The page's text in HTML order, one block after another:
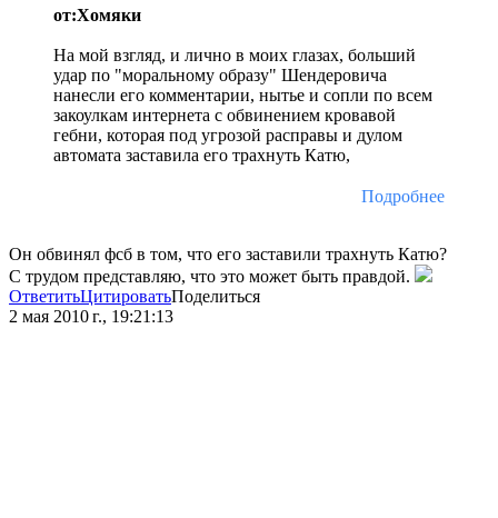
от:Хомяки
На мой взгляд, и лично в моих глазах, больший
удар по "моральному образу" Шендеровича
нанесли его комментарии, нытье и сопли по всем
закоулкам интернета с обвинением кровавой
гебни, которая под угрозой расправы и дулом
автомата заставила его трахнуть Катю,
Подробнее
Он обвинял фсб в том, что его заставили трахнуть Катю?
С трудом представляю, что это может быть правдой.
ОтветитьЦитироватьПоделиться
2 мая 2010 г., 19:21:13